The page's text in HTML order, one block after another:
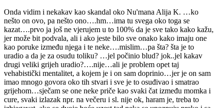
Onda vidim i nekakav kao skandal oko Nu'mana Alija K. …ko
nešto on ovo, pa nešto ono….hm…ima tu svega oko toga se
kazat….prvo ja još ne vjerujem u to 100% da je sve tako kako kažu,
jer može bit podvala, ali i ako jeste bilo sve onako kako imaju one
kao poruke između njega i te neke….mislim…pa šta? šta je to
uradio a da je za osudu toliku? …jel počinio blud? jok..jel kakav
drugi veliki grijeh uradio?….nije…ali je problem opet taj
vehabistički mentalitet, a kojem je i on sam doprinio…jer je on sam
imao mnogo govora oko tih stvari i sve je to osuđivao i smatrao
grijehom…sječam se one neke priče kao svaki čat između momka i
cure, svaki izlazak npr. na večeru i sl. nije ok, haram je, treba to